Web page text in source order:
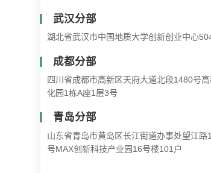
武汉分部
湖北省武汉市中国地质大学创新创业中心
成都分部
四川省成都市高新区天府大道北段1480号
化园1栋A座1层3号
青岛分部
山东省青岛市黄岛区长江街道办事处望江路
号MAX创新科技产业园16号楼101户